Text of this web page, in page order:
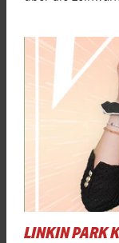
LINKIN PARK